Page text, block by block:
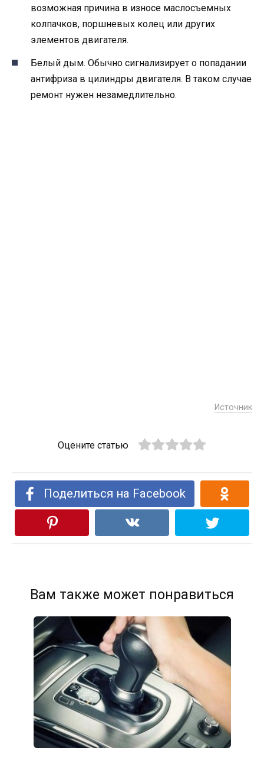
возможная причина в износе маслосъемных
колпачков, поршневых колец или других
элементов двигателя.
Белый дым. Обычно сигнализирует о попадании
антифриза в цилиндры двигателя. В таком случае
ремонт нужен незамедлительно.
Источник
Оцените статью
Поделиться на Facebook
Вам также может понравиться